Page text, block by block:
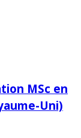
MSc en
Uni)